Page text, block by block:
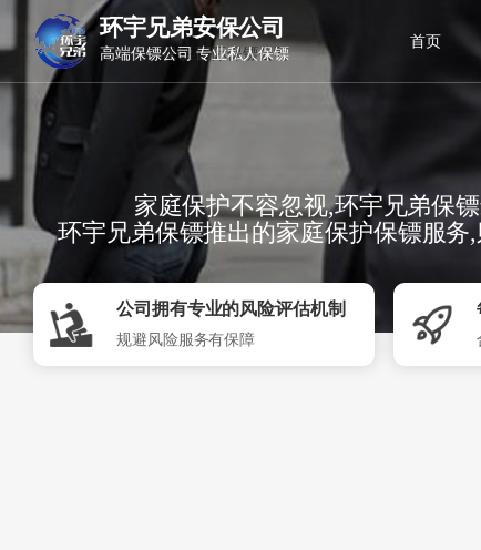
环宇兄弟安保公司
高端保镖公司 专业私人保镖
环宇兄弟安保公司
专业商务保镖 国际保镖公司
首页
家庭保护不容忽视,环宇兄弟保
环宇兄弟保镖推出的家庭保护保镖服
公司拥有专业的风险评估机制
规避风险服务有保障